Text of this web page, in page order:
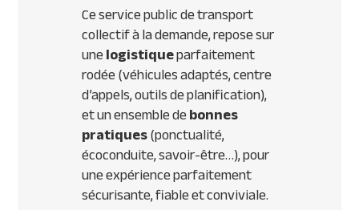
Ce service public de transport
collectif à la demande, repose sur
unelogistiqueparfaitement
rodée (véhicules adaptés, centre
d’appels, outils de planification),
et un ensemble debonnes
pratiques(ponctualité,
écoconduite, savoir-être…), pour
une expérience parfaitement
sécurisante, fiable et conviviale.